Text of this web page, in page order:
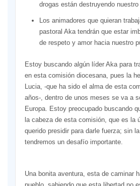
drogas están destruyendo nuestro
Los animadores que quieran
pastoral Aka tendrán que estar
de respeto y amor hacia nuestro
Estoy buscando algún líder Aka para
en esta comisión diocesana, pues la
Lucia, -que ha sido el alma de esta
años-, dentro de unos meses se va a
Europa. Estoy preocupado buscando
la cabeza de esta comisión, que es la
querido presidir para darle fuerza; sin
tendremos un desafío importante.
Una bonita aventura, esta de caminar